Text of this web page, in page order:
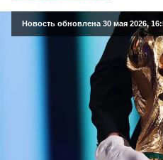
Новость обновлена 30 мая 2026,